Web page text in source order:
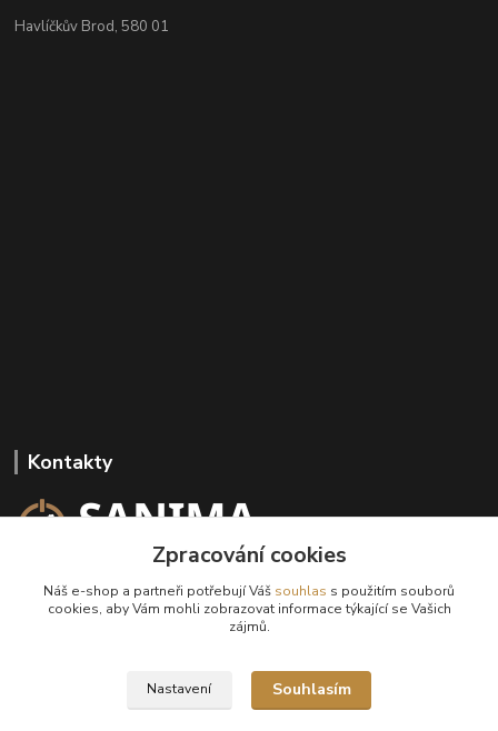
Havlíčkův Brod, 580 01
Kontakty
+420 602 647 136
(Po-Pá, 9-18 hod.)
Zpracování cookies
Náš e-shop a partneři potřebují Váš souhlas s použitím souborů
cookies, aby Vám mohli zobrazovat informace týkající se Vašich
zájmů.
Nastavení Souhlasím